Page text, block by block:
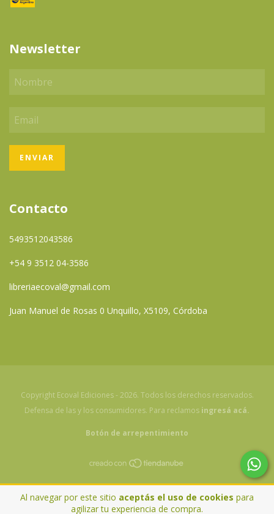
Al navegar por este sitio aceptás el uso de cookies para
agilizar tu experiencia de compra.
Newsletter
Contacto
5493512043586
+54 9 3512 04-3586
libreriaecoval@gmail.com
Juan Manuel de Rosas 0 Unquillo, X5109, Córdoba
Copyright Ecoval Ediciones - 2026. Todos los derechos reservados.
Defensa de las y los consumidores. Para reclamos ingresá acá.
Botón de arrepentimiento